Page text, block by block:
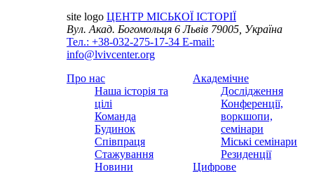
site logo ЦЕНТР МІСЬКОЇ ІСТОРІЇ
Вул. Акад. Богомольця 6Львів 79005, Україна
Тел.: +38-032-275-17-34 E-mail:
info@lvivcenter.org
Про нас
Наша історія та
цілі
Команда
Будинок
Співпраця
Стажування
Новини
Академічне
Дослідження
Конференції,
воркшопи,
семінари
Міські семінари
Резиденції
Цифрове